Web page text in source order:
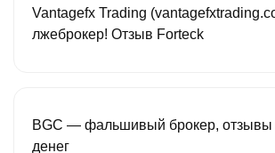
Vantagefx Trading
лжеброкер! Отзыв Forteck
BGC — фальшивый брокер, отзывы
денег